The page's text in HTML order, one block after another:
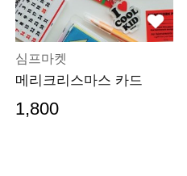
심프마켓
메리크리스마스 카드
1,800